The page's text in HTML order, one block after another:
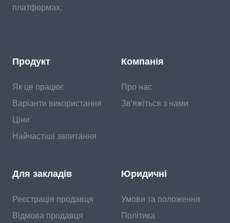
платформах.
Продукт
Як це працює
Варіанти використання
Ціни
Найчастіші запитання
Компанія
Про нас
Зв'яжіться з нами
Для закладів
Реєстрація продавця
Відмова продавця
Юридичні
Умови та положення
Політика